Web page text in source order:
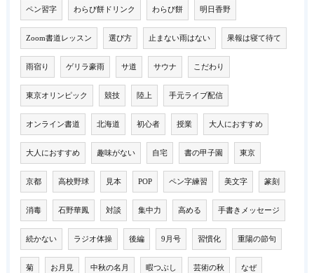
ペン習字 わらび餅ドリンク わらび餅 明日香野
Zoom書道レッスン 選び方 止まない雨はない 果報は寝て待て
雨宿り ゲリラ豪雨 サ道 サウナ こだわり
東京オリンピック 競技 陸上 手元ライブ配信
オンライン書道 北海道 初心者 授業 大人におすすめ
大人におすすめ 趣味がない 自宅 書の甲子園 東京
京都 高校野球 見本 POP ペン字練習 美文字 篆刻
消毒 石野華鳳 対談 集中力 高める 手書きメッセージ
続かない ラジオ体操 後編 9月号 習慣化 重陽の節句
菊 お月見 中秋の名月 暇つぶし 芸術の秋 なぜ